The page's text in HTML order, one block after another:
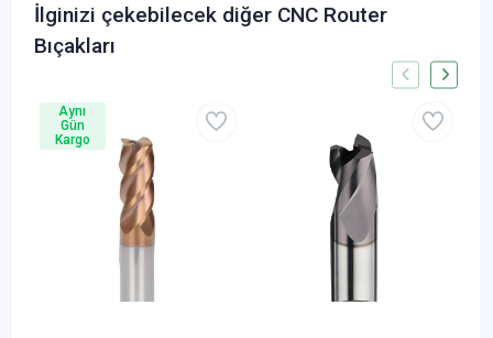
İlginizi çekebilecek diğer CNC Router
Bıçakları
Aynı
Gün
Kargo